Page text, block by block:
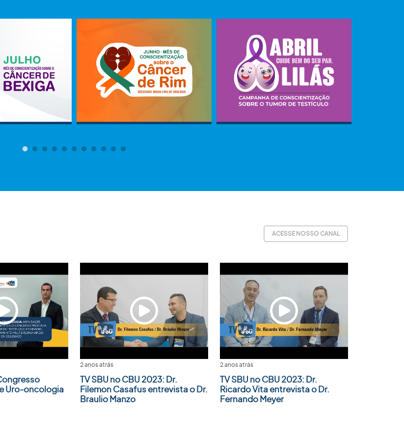
ACESSE NOSSO CANAL
Uro-oncologia
2 anos atrás
TV SBU no CBU 2023: Dr.
Filemon Casafus entrevista o Dr.
Braulio Manzo
2 anos atrás
TV SBU no CBU 2023: Dr.
Ricardo Vita entrevista o Dr.
Fernando Meyer